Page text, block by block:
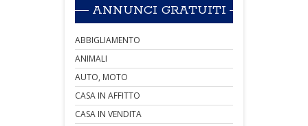
ANNUNCI GRATUITI
ABBIGLIAMENTO
ANIMALI
AUTO, MOTO
CASA IN AFFITTO
CASA IN VENDITA